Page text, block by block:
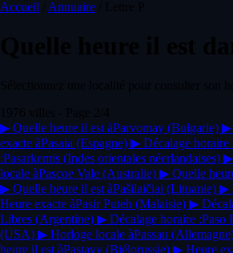
Accueil Annuaire
▶ Quelle heure il est àParvomay (Bulgarie) ▶
exacte àPasaia (Espagne) ▶ Décalage horaire
:Pasarkemis (Indes orientales néerlandaises) ▶
locale àPascoe Vale (Australie) ▶ Quelle
▶ Quelle heure il est àPašilaičiai (Lituanie) ▶
Heure exacte àPasir Puteh (Malaisie) ▶
Libres (Argentine) ▶ Décalage horaire :Paso
(USA) ▶ Horloge locale àPassau
heure il est àPastavy (Biélorussie) ▶ Heure